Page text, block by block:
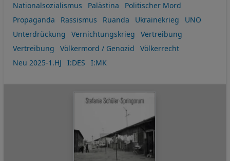
Nationalsozialismus
Palästina
Politischer Mord
Propaganda
Rassismus Ruanda Ukrainekrieg
UNO
Unterdrückung
Vernichtungskrieg
Vertreibung
Vertreibung
Völkermord / Genozid
Völkerrecht
Neu 2025-1.HJ
I:DES I:MK